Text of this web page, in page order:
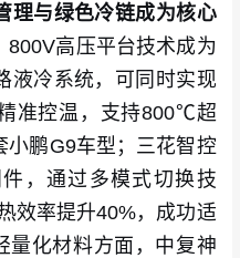
理与绿色冷链成为核心
800V高压平台技术成为
液冷系统，可同时实现
准控温，支持800℃超
小鹏G9车型；三花智控
，通过多模式切换技
效率提升40%，成功适
量化材料方面，中复神